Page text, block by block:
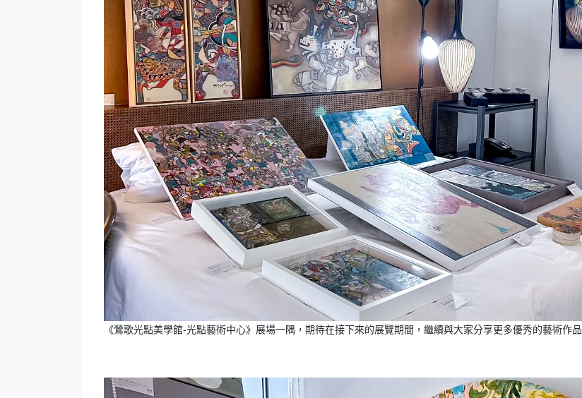
《鶯歌光點美學館-光點藝術中心》展場一隅，期待在接下來的展覽期間，繼續與大家分享更多優秀的藝術作品